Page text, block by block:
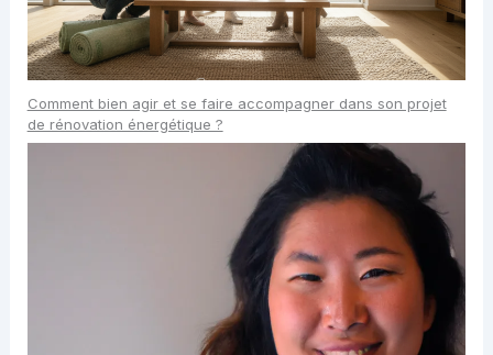
Comment bien agir et se faire accompagner dans son projet
de rénovation énergétique ?